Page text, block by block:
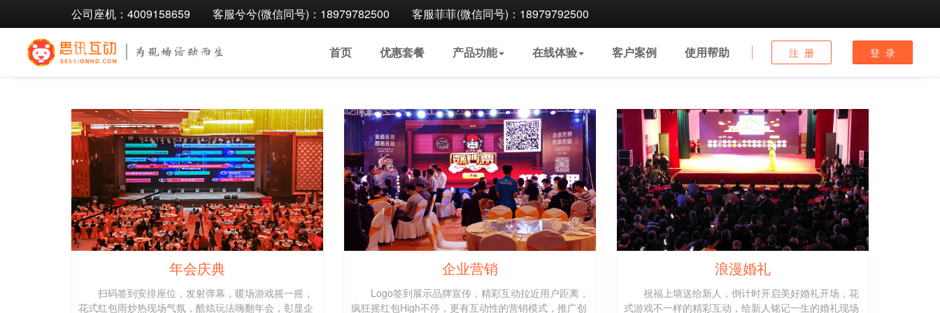
公司座机：4009158659 客服兮兮(微信同号)：18979782500 客服菲菲(微信同号)：18979792500
首页 优惠套餐 产品功能 在线体验 客户案例 使用帮助 注 册 登 录
年会庆典
扫码签到安排座位，发射弹幕，暖场游戏摇一摇，
花式红包雨炒热现场气氛，酷炫玩法嗨翻年会，彰显企
企业营销
Logo签到展示品牌宣传，精彩互动拉近用户距离，
疯狂摇红包High不停，更有互动性的营销模式，推广创
浪漫婚礼
祝福上墙送给新人，倒计时开启美好婚礼开场，花
式游戏不一样的精彩互动，给新人铭记一生的婚礼现场